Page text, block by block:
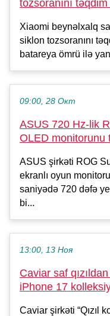
tozsoranını
Xiaomi beynəlxalq
siklon tozsoranını
batareya ömrü ilə
09:00, 28 Окт
ASUS 720 Hz-lik
OLED monitorunu
ASUS şirkəti ROG
ekranlı oyun
saniyədə 720 dəfə
bi...
13:00, 13 Ноя
Caviar saf
iPhone 17
Caviar şirkəti “Qızıl